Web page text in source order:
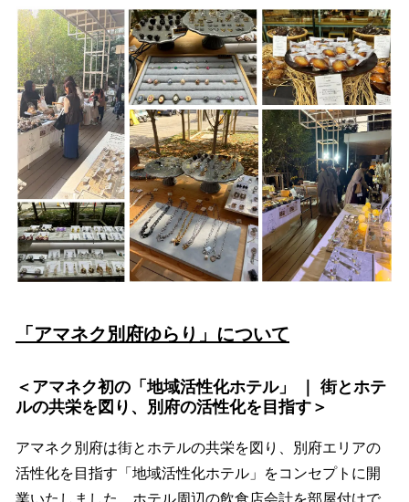
「アマネク別府ゆらり」について
＜アマネク初の「地域活性化ホテル」 ｜ 街とホテ
ルの共栄を図り、別府の活性化を目指す＞
アマネク別府は街とホテルの共栄を図り、別府エリアの
活性化を目指す「地域活性化ホテル」をコンセプトに開